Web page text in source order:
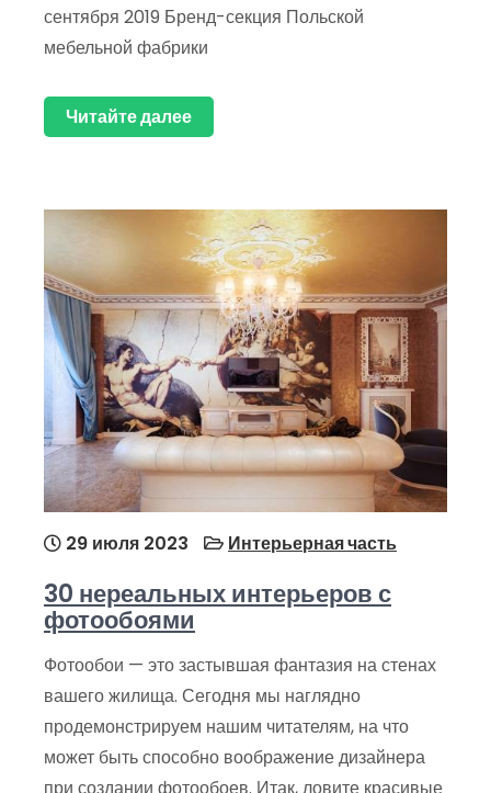
сентября 2019 Бренд-секция Польской
мебельной фабрики
Читайте далее
29 июля 2023 Интерьерная часть
30 нереальных интерьеров с
фотообоями
Фотообои — это застывшая фантазия на стенах
вашего жилища. Сегодня мы наглядно
продемонстрируем нашим читателям, на что
может быть способно воображение дизайнера
при создании фотообоев. Итак, ловите красивые